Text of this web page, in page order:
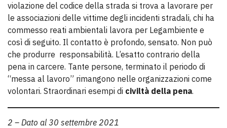
violazione del codice della strada si trova a lavorare per
le associazioni delle vittime degli incidenti stradali, chi ha
commesso reati ambientali lavora per Legambiente e
così di seguito. Il contatto è profondo, sensato. Non può
che produrre responsabilità. L’esatto contrario della
pena in carcere. Tante persone, terminato il periodo di
“messa al lavoro” rimangono nelle organizzazioni come
volontari. Straordinari esempi di civiltà della pena.
2 – Dato al 30 settembre 2021